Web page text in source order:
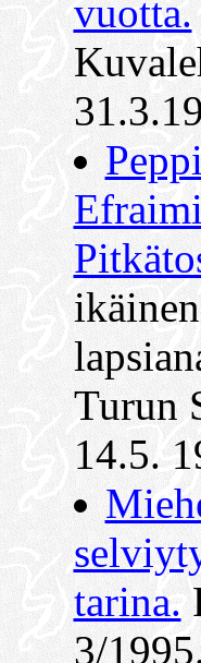
vuotta.
ikäinen
Turun
14.5.
tarina.
3/